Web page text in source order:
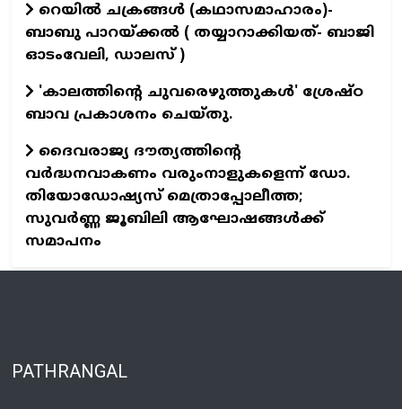
റെയില്‍ ചക്രങ്ങള്‍ (കഥാസമാഹാരം)-
ബാബു പാറയ്ക്കല്‍ ( തയ്യാറാക്കിയത്- ബാജി
ഓടംവേലി, ഡാലസ് )
'കാലത്തിന്റെ ചുവരെഴുത്തുകള്‍' ശ്രേഷ്ഠ
ബാവ പ്രകാശനം ചെയ്തു.
ദൈവരാജ്യ ദൗത്യത്തിന്റെ
വർദ്ധനവാകണം വരുംനാളുകളെന്ന് ഡോ.
തിയോഡോഷ്യസ് മെത്രാപ്പോലീത്ത;
സുവര്‍ണ്ണ ജൂബിലി ആഘോഷങ്ങള്‍ക്ക്
സമാപനം
PATHRANGAL